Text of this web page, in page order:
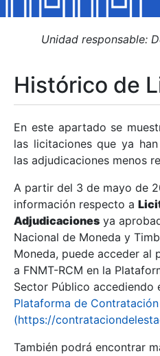
Mostrar/Ocultar
Mostrar/Ocultar
Mostrar/Ocultar
Mostrar/Ocultar
Unidad responsable:
Histórico de
En este apartado se
las licitaciones que ya
las adjudicaciones menos
A partir del 3 de mayo de
información respecto a
Adjudicaciones ya
Nacional de Moneda y
Moneda, puede acceder al
a FNMT-RCM en la
Sector Público accediendo
Plataforma de
(https://
También podrá encontrar